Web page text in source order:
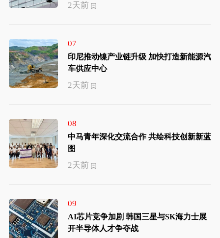
2天前
07
印尼推动镍产业链升级 加快打造新能源汽
车供应中心
2天前
08
中马青年深化交流合作 共绘科技创新新蓝
图
2天前
09
AI芯片竞争加剧 韩国三星与SK海力士展
开半导体人才争夺战